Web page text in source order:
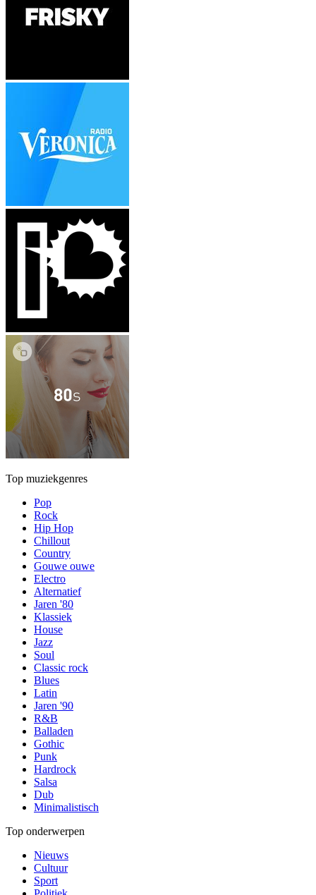
Top muziekgenres
Pop
Rock
Hip Hop
Chillout
Country
Gouwe ouwe
Electro
Alternatief
Jaren '80
Klassiek
House
Jazz
Soul
Classic rock
Blues
Latin
Jaren '90
R&B
Balladen
Gothic
Punk
Hardrock
Salsa
Dub
Minimalistisch
Top onderwerpen
Nieuws
Cultuur
Sport